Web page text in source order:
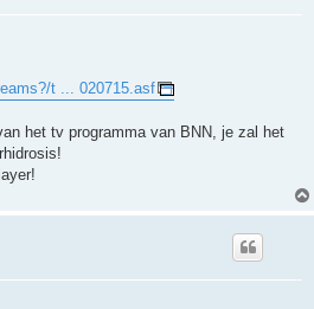
t ... 020715.asf
het tv programma van BNN, je zal het